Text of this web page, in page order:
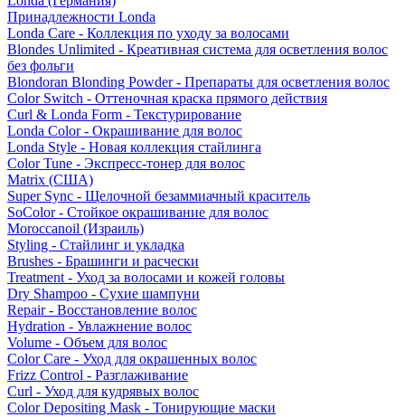
Принадлежности Londa
Londa Care - Коллекция по уходу за волосами
Blondes Unlimited - Креативная система для осветления волос
без фольги
Blondoran Blonding Powder - Препараты для осветления волос
Color Switch - Оттеночная краска прямого действия
Curl & Londa Form - Текстурирование
Londa Color - Окрашивание для волос
Londa Style - Новая коллекция стайлинга
Color Tune - Экспресс-тонер для волос
Matrix (США)
Super Sync - Щелочной безаммиачный краситель
SoColor - Стойкое окрашивание для волос
Moroccanoil (Израиль)
Styling - Стайлинг и укладка
Brushes - Брашинги и расчески
Treatment - Уход за волосами и кожей головы
Dry Shampoo - Сухие шампуни
Repair - Восстановление волос
Hydration - Увлажнение волос
Volume - Объем для волос
Color Care - Уход для окрашенных волос
Frizz Control - Разглаживание
Curl - Уход для кудрявых волос
Color Depositing Mask - Тонирующие маски